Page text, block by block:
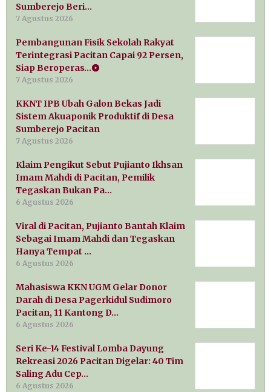
Sumberejo Beri…
7 Agustus 2026
Pembangunan Fisik Sekolah Rakyat
Terintegrasi Pacitan Capai 92 Persen,
Siap Beroperas…
7 Agustus 2026
KKNT IPB Ubah Galon Bekas Jadi
Sistem Akuaponik Produktif di Desa
Sumberejo Pacitan
7 Agustus 2026
Klaim Pengikut Sebut Pujianto Ikhsan
Imam Mahdi di Pacitan, Pemilik
Tegaskan Bukan Pa…
6 Agustus 2026
Viral di Pacitan, Pujianto Bantah Klaim
Sebagai Imam Mahdi dan Tegaskan
Hanya Tempat …
6 Agustus 2026
Mahasiswa KKN UGM Gelar Donor
Darah di Desa Pagerkidul Sudimoro
Pacitan, 11 Kantong D…
6 Agustus 2026
Seri Ke-14 Festival Lomba Dayung
Rekreasi 2026 Pacitan Digelar: 40 Tim
Saling Adu Cep…
6 Agustus 2026